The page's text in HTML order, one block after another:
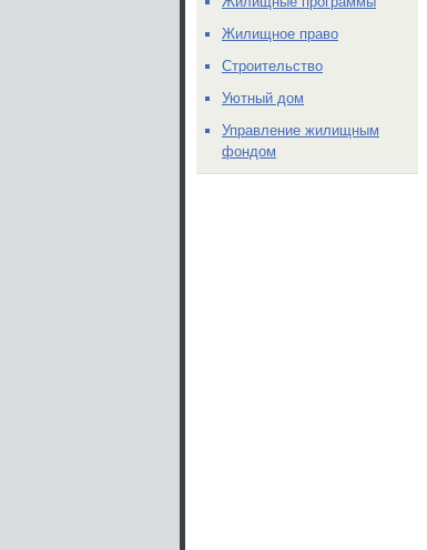
Жилищное право
Строительство
Уютный дом
Управление жилищным
фондом